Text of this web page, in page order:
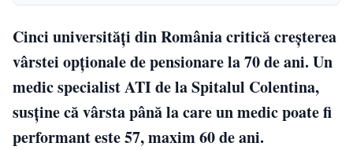
Cinci universităţi din România critică creşterea
vârstei opţionale de pensionare la 70 de ani. Un
medic specialist ATI de la Spitalul Colentina,
susţine că vârsta până la care un medic poate fi
performant este 57, maxim 60 de ani.